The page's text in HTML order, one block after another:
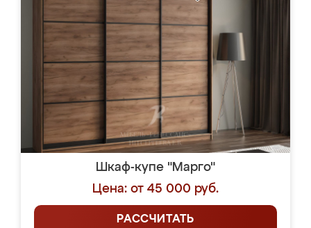
Шкаф-купе "Марго"
Цена: от 45 000 руб.
РАССЧИТАТЬ